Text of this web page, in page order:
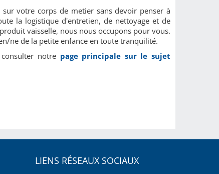
votre corps de metier sans devoir penser à
la logistique d'entretien, de nettoyage et de
vaisselle, nous nous occupons pour vous.
ne de la petite enfance en toute tranquilité.
notre page principale sur le sujet
LIENS RÉSEAUX SOCIAUX